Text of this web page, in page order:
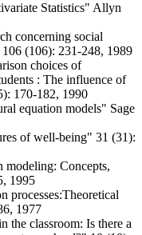
Statistics" Allyn
concerning social
(106): 231-248, 1989
choices of
: The influence of
170-182, 1990
equation models" Sage
of well-being" 31 (31):
modeling: Concepts,
1995
processes:Theoretical
1977
the classroom: Is there a